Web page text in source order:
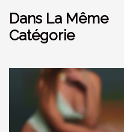
Dans La Même
Catégorie